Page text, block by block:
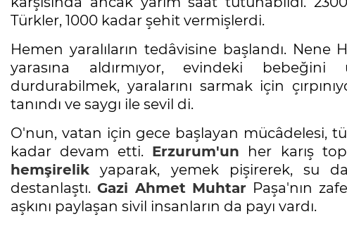
Türkler, 1000 kadar şehit vermişlerdi.
Hemen yaralıların tedâvisine başlandı. Nene
yarasına aldırmıyor, evindeki bebeğini
durdurabilmek, yaralarını sarmak için
tanındı ve saygı ile sevil di.
O'nun, vatan için gece başlayan mücâdelesi,
kadar devam etti. Erzurum'un her karış
hemşirelik yaparak, yemek pişirerek, su
destanlaştı. Gazi Ahmet Muhtar Paşa'nın
aşkını paylaşan sivil insanların da payı vardı.